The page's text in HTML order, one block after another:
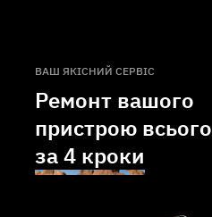
ВАШ ЯКІСНИЙ СЕРВІС
Ремонт вашого
пристрою всього
за4 кроки